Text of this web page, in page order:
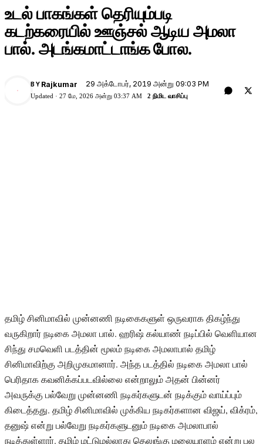
உடல் பாகங்கள் தெரியும்படி
கடற்கரையில் ஊஞ்சல் ஆடிய அமலா
பால். அடங்கமாட்டாங்க போல.
BY Rajkumar 29 அக்டோபர், 2019 அன்று 09:03 PM
Updated · 27 மே, 2026 அன்று 03:37 AM 2 நிமிட வாசிப்பு
தமிழ் சினிமாவில் முன்னணி நடிகைகளுள் ஒருவராக திகழ்ந்து
வருகிறார் நடிகை அமலா பால். ஹரிஷ் கல்யாண் நடிப்பில் வெளியான
சிந்து சமவெளி படத்தின் மூலம் நடிகை அமலாபால் தமிழ்
சினிமாவிற்கு அறிமுகமானார். அந்த படத்தில் நடிகை அமலா பால்
பெரிதாக கவனிக்கப்படவில்லை என்றாலும் அதன் பின்னர்
அவருக்கு பல்வேறு முன்னணி நடிகர்களுடன் நடிக்கும் வாய்ப்பும்
கிடைத்தது. தமிழ் சினிமாவில் முக்கிய நடிகர்களான விஜய், விக்ரம்,
தனுஷ் என்று பல்வேறு நடிகர்களுடனும் நடிகை அமலாபால்
நடித்துள்ளார். தமிழ் மட்டுமல்லாது தெலுங்கு மலையாளம் என்று பல